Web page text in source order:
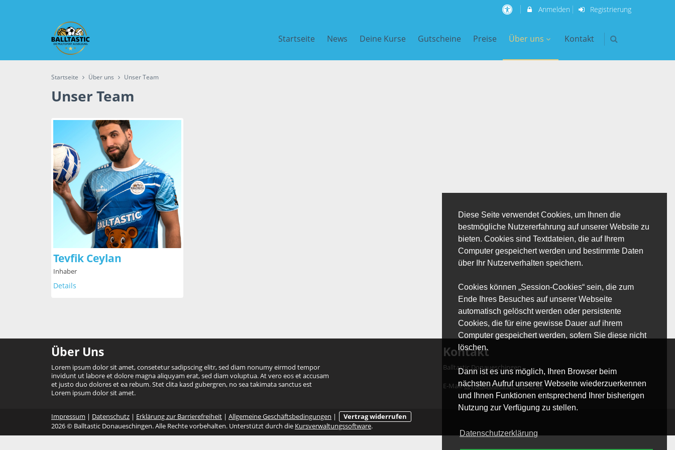
Diese Seite verwendet Cookies, um Ihnen die
bestmögliche Nutzererfahrung auf unserer Website zu
bieten. Cookies sind Textdateien, die auf Ihrem
Computer gespeichert werden und bestimmte Daten
über Ihr Nutzerverhalten speichern.
Cookies können „Session-Cookies“ sein, die zum
Ende Ihres Besuches auf unserer Webseite
automatisch gelöscht werden oder persistente
Cookies, die für eine gewisse Dauer auf ihrem
Computer gespeichert werden, sofern Sie diese nicht
löschen.
Dann ist es uns möglich, Ihren Browser beim
nächsten Aufruf unserer Webseite wiederzuerkennen
und Ihnen Funktionen entsprechend Ihrer bisherigen
Nutzung zur Verfügung zu stellen.
Datenschutzerklärung
Anmelden Registrierung
Startseite News Deine Kurse Gutscheine Preise Über uns Kontakt
Startseite Über uns Unser Team
Unser Team
Tevfik Ceylan
Inhaber
Details
Über Uns
Lorem ipsum dolor sit amet, consetetur sadipscing elitr, sed diam nonumy eirmod tempor
invidunt ut labore et dolore magna aliquyam erat, sed diam voluptua. At vero eos et accusam
et justo duo dolores et ea rebum. Stet clita kasd gubergren, no sea takimata sanctus est
Lorem ipsum dolor sit amet.
Kontakt
Balltastic Donaueschingen
E-Mail:ceylan@balltastic-kurse.de
Impressum | Datenschutz | Erklärung zur Barrierefreiheit | Allgemeine Geschäftsbedingungen |
Vertrag widerrufen
2026 © Balltastic Donaueschingen. Alle Rechte vorbehalten. Unterstützt durch die Kursverwaltungssoftware.